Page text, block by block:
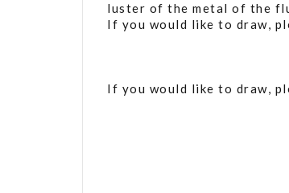
luster of the metal of the
If you would like to draw,
If you would like to draw,